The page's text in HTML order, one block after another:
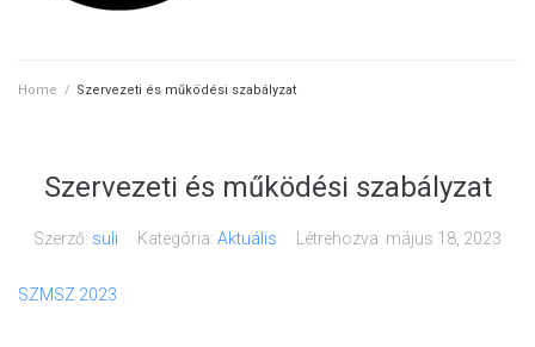
Home / Szervezeti és működési szabályzat
Szervezeti és működési szabályzat
Szerző: suli Kategória: Aktuális Létrehozva: május 18, 2023
SZMSZ 2023